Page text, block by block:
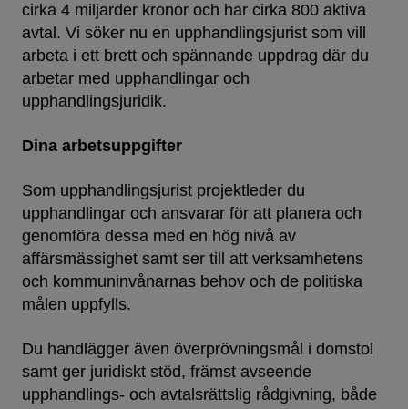
cirka 4 miljarder kronor och har cirka 800 aktiva
avtal. Vi söker nu en upphandlingsjurist som vill
arbeta i ett brett och spännande uppdrag där du
arbetar med upphandlingar och
upphandlingsjuridik.
Dina arbetsuppgifter
Som upphandlingsjurist projektleder du
upphandlingar och ansvarar för att planera och
genomföra dessa med en hög nivå av
affärsmässighet samt ser till att verksamhetens
och kommuninvånarnas behov och de politiska
målen uppfylls.
Du handlägger även överprövningsmål i domstol
samt ger juridiskt stöd, främst avseende
upphandlings- och avtalsrättslig rådgivning, både